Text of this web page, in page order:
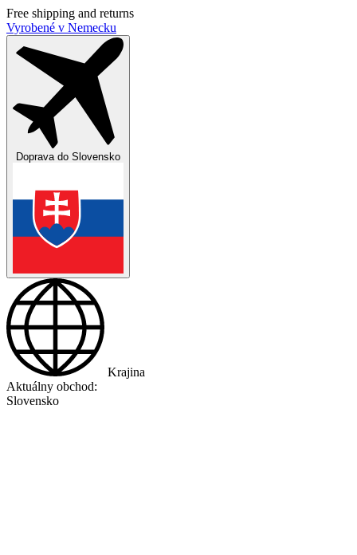
Free shipping and returns
Vyrobené v Nemecku
Doprava do Slovensko
Krajina
Aktuálny obchod:
Slovensko